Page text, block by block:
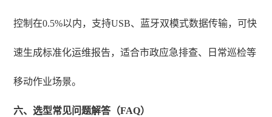
控制在0.5%以内，支持USB、蓝牙双模式数据传输，可快
速生成标准化运维报告，适合市政应急排查、日常巡检等
移动作业场景。
六、选型常见问题解答（FAQ）